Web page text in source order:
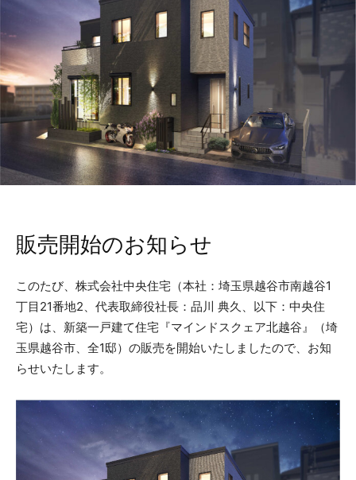
販売開始のお知らせ
このたび、株式会社中央住宅（本社：埼玉県越谷市南越谷1
丁目21番地2、代表取締役社長：品川 典久、以下：中央住
宅）は、新築一戸建て住宅『マインドスクェア北越谷』（埼
玉県越谷市、全1邸）の販売を開始いたしましたので、お知
らせいたします。